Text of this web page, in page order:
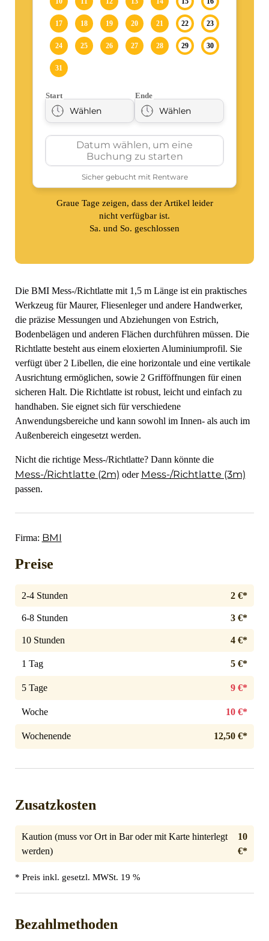
Graue Tage zeigen, dass der Artikel leider
nicht verfügbar ist.
Sa. und So. geschlossen
Die BMI Mess-/Richtlatte mit 1,5 m Länge ist ein praktisches
Werkzeug für Maurer, Fliesenleger und andere Handwerker,
die präzise Messungen und Abziehungen von Estrich,
Bodenbelägen und anderen Flächen durchführen müssen. Die
Richtlatte besteht aus einem eloxierten Aluminiumprofil. Sie
verfügt über 2 Libellen, die eine horizontale und eine vertikale
Ausrichtung ermöglichen, sowie 2 Grifföffnungen für einen
sicheren Halt. Die Richtlatte ist robust, leicht und einfach zu
handhaben. Sie eignet sich für verschiedene
Anwendungsbereiche und kann sowohl im Innen- als auch im
Außenbereich eingesetzt werden.
Nicht die richtige Mess-/Richtlatte? Dann könnte die
Mess-/Richtlatte (2m) oder Mess-/Richtlatte (3m)
passen.
Firma: BMI
Preise
2-4 Stunden 2 €*
6-8 Stunden 3 €*
10 Stunden 4 €*
1 Tag 5 €*
5 Tage 9 €*
Woche 10 €*
Wochenende 12,50 €*
Zusatzkosten
Kaution (muss vor Ort in Bar oder mit Karte hinterlegt
werden)
10
€*
* Preis inkl. gesetzl. MWSt. 19 %
Bezahlmethoden